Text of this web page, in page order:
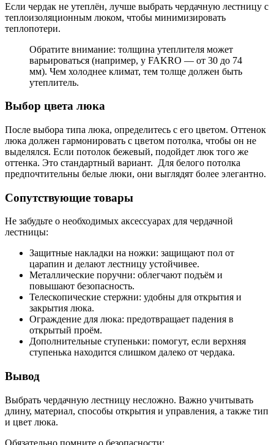
Если чердак не утеплён, лучше выбрать чердачную лестницу с
теплоизоляционным люком, чтобы минимизировать
теплопотери.
Обратите внимание: толщина утеплителя может
варьироваться (например, у FAKRO — от 30 до 74
мм). Чем холоднее климат, тем толще должен быть
утеплитель.
Выбор цвета люка
После выбора типа люка, определитесь с его цветом. Оттенок
люка должен гармонировать с цветом потолка, чтобы он не
выделялся. Если потолок бежевый, подойдет люк того же
оттенка. Это стандартный вариант. Для белого потолка
предпочтительны белые люки, они выглядят более элегантно.
Сопутствующие товары
Не забудьте о необходимых аксессуарах для чердачной
лестницы:
Защитные накладки на ножки: защищают пол от
царапин и делают лестницу устойчивее.
Металлические поручни: облегчают подъём и
повышают безопасность.
Телескопические стержни: удобны для открытия и
закрытия люка.
Ограждение для люка: предотвращает падения в
открытый проём.
Дополнительные ступеньки: помогут, если верхняя
ступенька находится слишком далеко от чердака.
Вывод
Выбрать чердачную лестницу несложно. Важно учитывать
длину, материал, способы открытия и управления, а также тип
и цвет люка.
Обязательно помните о безопасности: